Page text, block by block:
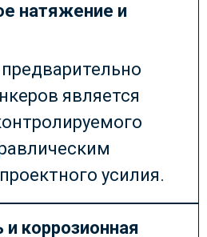
натяжение и
является
усилия.
коррозионная